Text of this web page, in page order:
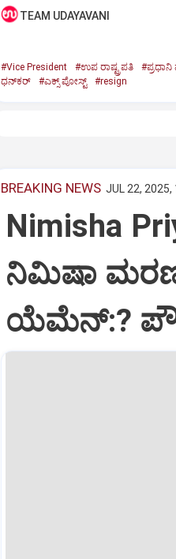
TEAM UDAYAVANI
#Vice President #ಉಪ ರಾಷ್ಟ್ರಪತಿ
ಧನ್‌ಕರ್‌
#ಎಕ್ಸ್‌ ಪೋಸ್ಟ್ #resign
BREAKING NEWS JUL 22, 2025,
Nimisha
ನಿಮಿಷಾ
ಯೆಮೆನ್:?